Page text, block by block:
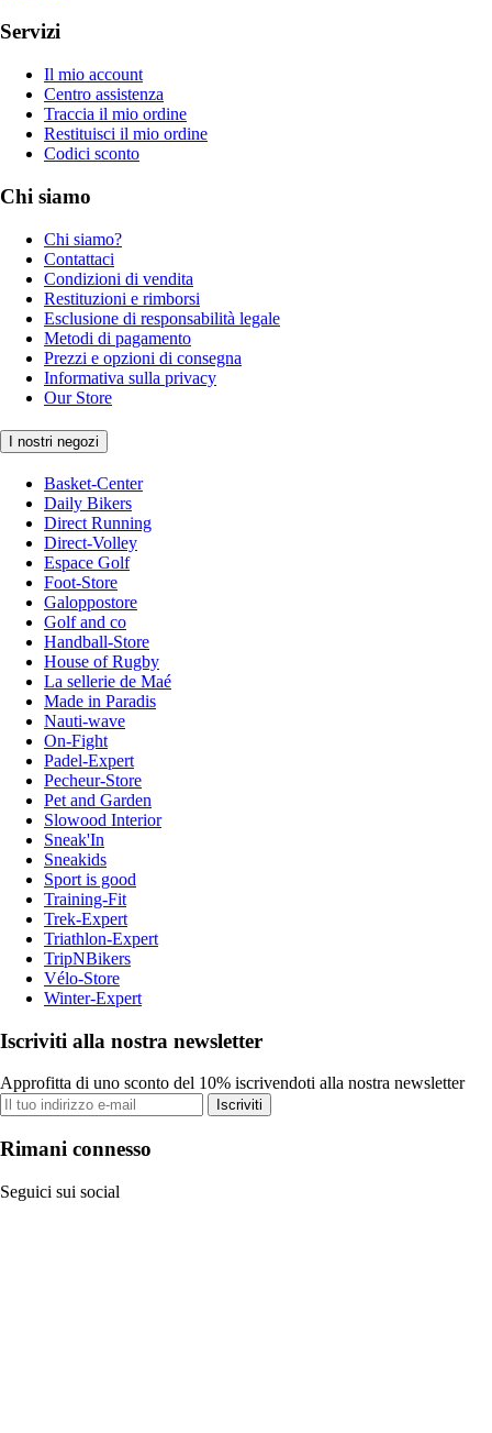
Servizi
Il mio account
Centro assistenza
Traccia il mio ordine
Restituisci il mio ordine
Codici sconto
Chi siamo
Chi siamo?
Contattaci
Condizioni di vendita
Restituzioni e rimborsi
Esclusione di responsabilità legale
Metodi di pagamento
Prezzi e opzioni di consegna
Informativa sulla privacy
Our Store
I nostri negozi
Basket-Center
Daily Bikers
Direct Running
Direct-Volley
Espace Golf
Foot-Store
Galoppostore
Golf and co
Handball-Store
House of Rugby
La sellerie de Maé
Made in Paradis
Nauti-wave
On-Fight
Padel-Expert
Pecheur-Store
Pet and Garden
Slowood Interior
Sneak'In
Sneakids
Sport is good
Training-Fit
Trek-Expert
Triathlon-Expert
TripNBikers
Vélo-Store
Winter-Expert
Iscriviti alla nostra newsletter
Approfitta di uno sconto del 10% iscrivendoti alla nostra newsletter
Iscriviti
Rimani connesso
Seguici sui social